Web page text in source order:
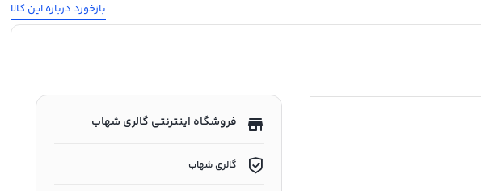
بازخورد درباره این کالا
فروشگاه اینترنتی گالری شهاب
گالری شهاب